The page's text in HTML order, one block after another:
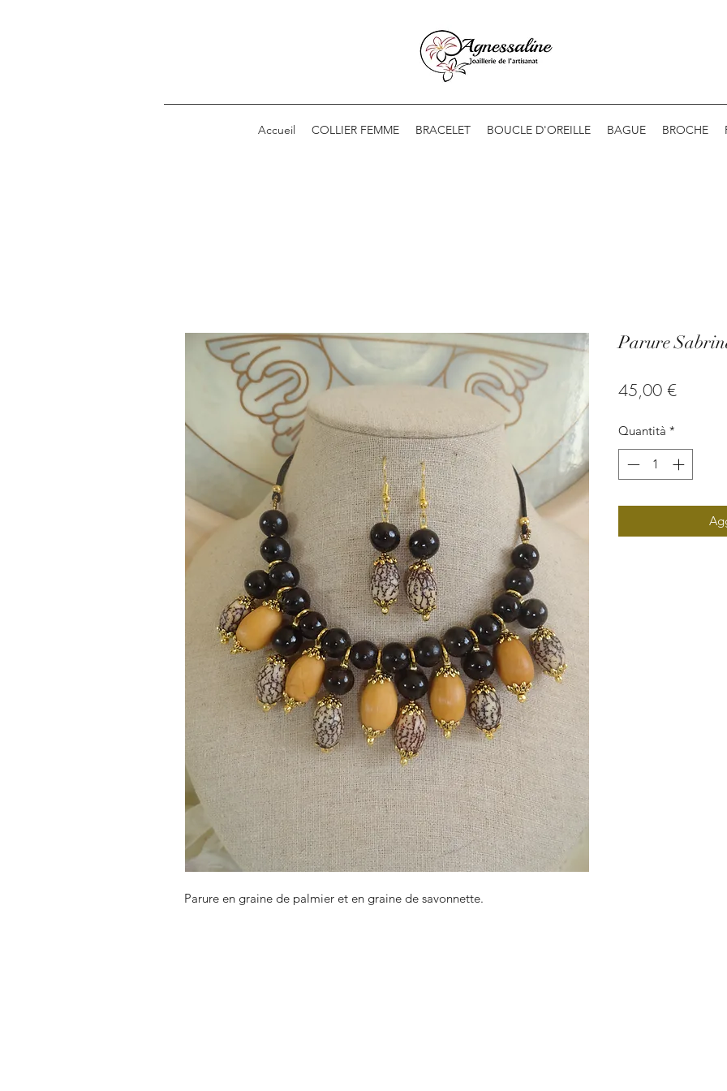
Accueil COLLIER FEMME BRACELET BOUCLE D'OREILLE BAGUE BROCHE
Parure en graine de palmier et en graine de savonnette.
Parure
45,00 €Prezzo
Quantità *